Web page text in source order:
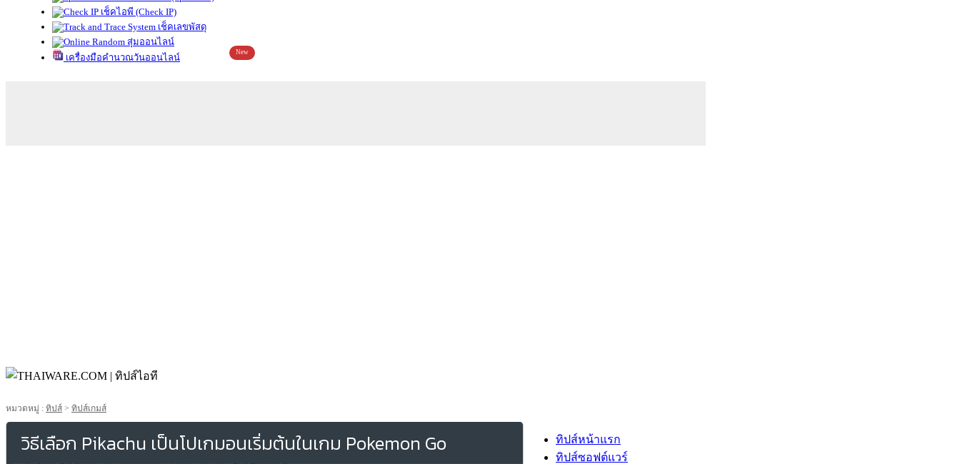
เช็คไอพี (Check IP)
เช็คเลขพัสดุ
สุ่มออนไลน์
เครื่องมือคำนวณวันออนไลน์
New
หมวดหมู่ : ทิปส์ > ทิปส์เกมส์
วิธีเลือก Pikachu เป็นโปเกมอนเริ่มต้นในเกม Pokemon Go
ทิปส์หน้าแรก
ทิปส์ซอฟต์แวร์